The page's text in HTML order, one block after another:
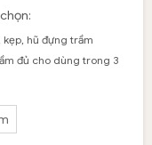
kẹp, hũ đựng trầm
đủ cho dùng trong 3